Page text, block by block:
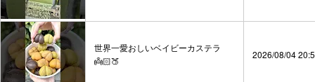
世界一愛おしいベイビーカステラ
👼🏻🍑
2026/08/04